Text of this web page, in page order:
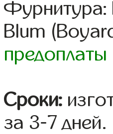
Фурнитура:
Blum
предоплаты
Сроки:
за 3-7 дней.